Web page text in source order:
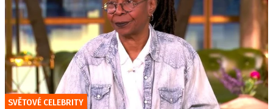
SVĚTOVÉ CELEBRITY